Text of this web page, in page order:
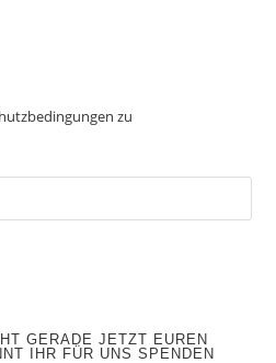
zu
GERADE JETZT EUREN
IHR FÜR UNS SPENDEN